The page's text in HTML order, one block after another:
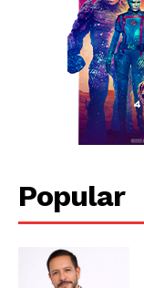
Popular